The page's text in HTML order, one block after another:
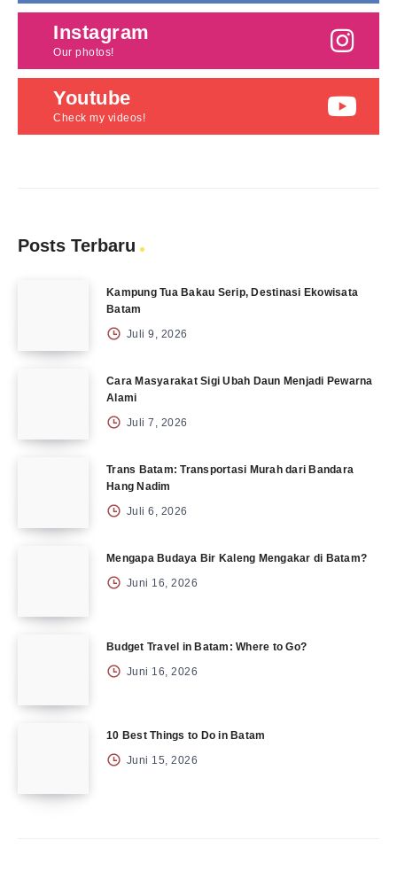
Instagram
Our photos!
Youtube
Check my videos!
Posts Terbaru
Kampung Tua Bakau Serip, Destinasi Ekowisata
Batam
Juli 9, 2026
Cara Masyarakat Sigi Ubah Daun Menjadi Pewarna
Alami
Juli 7, 2026
Trans Batam: Transportasi Murah dari Bandara
Hang Nadim
Juli 6, 2026
Mengapa Budaya Bir Kaleng Mengakar di Batam?
Juni 16, 2026
Budget Travel in Batam: Where to Go?
Juni 16, 2026
10 Best Things to Do in Batam
Juni 15, 2026